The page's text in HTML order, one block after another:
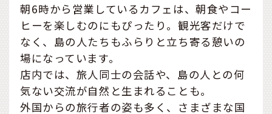
朝6時から営業しているカフェは、朝食やコー
ヒーを楽しむのにもぴったり。観光客だけで
なく、島の人たちもふらりと立ち寄る憩いの
場になっています。
店内では、旅人同士の会話や、島の人との何
気ない交流が自然と生まれることも。
外国からの旅行者の姿も多く、さまざまな国